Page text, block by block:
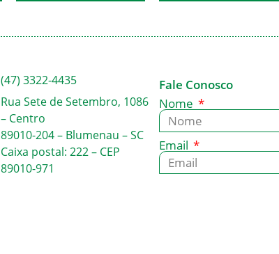
(47) 3322-4435
Rua Sete de Setembro, 1086
– Centro
89010-204 – Blumenau – SC
Caixa postal: 222 – CEP
89010-971
Fale Conosco
Nome
Email